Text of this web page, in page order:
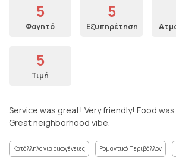
5
Φαγητό
5
Εξυπηρέτηση
5
Τιμή
Service was great! Very friendly! Food
Great neighborhood vibe.
Κατάλληλο για οικογένειες Ρομαντικό Περιβάλλον